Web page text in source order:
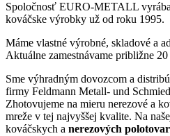
Spoločnosť EURO-METALL
kováčske výrobky už od roku 1995.
Máme vlastné výrobné, skladové a
Aktuálne zamestnávame približne 20
Sme výhradným dovozcom a
firmy Feldmann Metall- und
Zhotovujeme na mieru nerezové a
mreže v tej najvyššej kvalite. Na
kováčskych a nerezových